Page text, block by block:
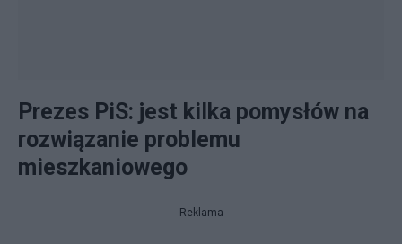
Prezes PiS: jest kilka pomysłów na
rozwiązanie problemu
mieszkaniowego
Reklama